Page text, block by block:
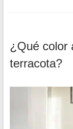
¿Qué color
terracota?